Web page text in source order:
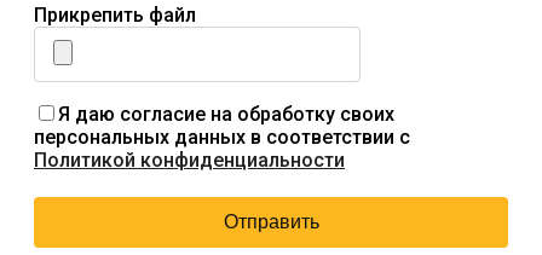
Прикрепить файл
Я даю согласие на обработку своих
персональных данных в соответствии с
Политикой конфиденциальности